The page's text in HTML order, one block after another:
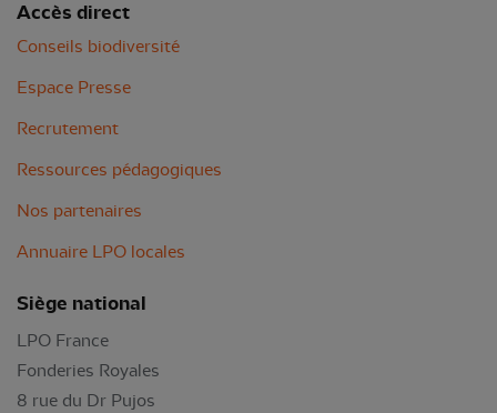
Accès direct
Conseils biodiversité
Espace Presse
Recrutement
Ressources pédagogiques
Nos partenaires
Annuaire LPO locales
Siège national
LPO France
Fonderies Royales
8 rue du Dr Pujos